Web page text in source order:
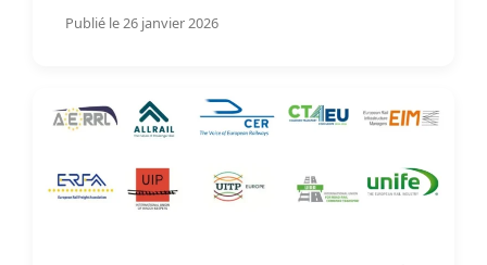
Publié le 26 janvier 2026